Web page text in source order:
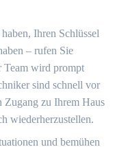
Ihren Schlüssel
– rufen Sie
Team wird prompt
sind schnell vor
Zugang zu Ihrem Haus
wiederherzustellen.​
und bemühen